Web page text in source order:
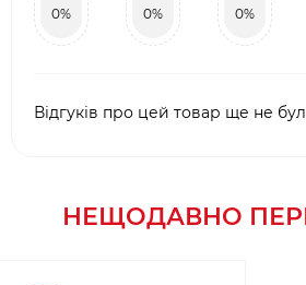
0% 0% 0%
Відгуків про цей товар ще не
НЕЩОДАВНО